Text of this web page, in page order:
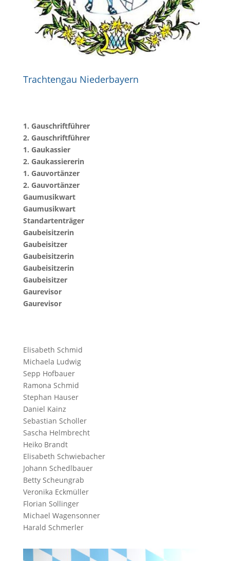
Trachtengau Niederbayern
1. Gauschriftführer
2. Gauschriftführer
1. Gaukassier
2. Gaukassiererin
1. Gauvortänzer
2. Gauvortänzer
Gaumusikwart
Gaumusikwart
Standartenträger
Gaubeisitzerin
Gaubeisitzer
Gaubeisitzerin
Gaubeisitzerin
Gaubeisitzer
Gaurevisor
Gaurevisor
Elisabeth Schmid
Michaela Ludwig
Sepp Hofbauer
Ramona Schmid
Stephan Hauser
Daniel Kainz
Sebastian Scholler
Sascha Helmbrecht
Heiko Brandt
Elisabeth Schwiebacher
Johann Schedlbauer
Betty Scheungrab
Veronika Eckmüller
Florian Sollinger
Michael Wagensonner
Harald Schmerler